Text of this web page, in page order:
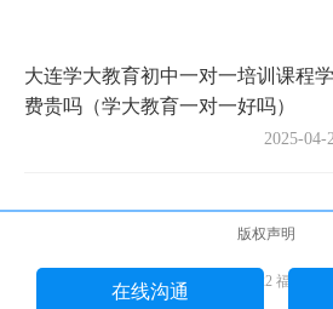
大连学大教育初中一对一培训课程学
费贵吗（学大教育一对一好吗）
2025-04-
版权声明
Copyright © 2018-2022 福途教
在线沟通